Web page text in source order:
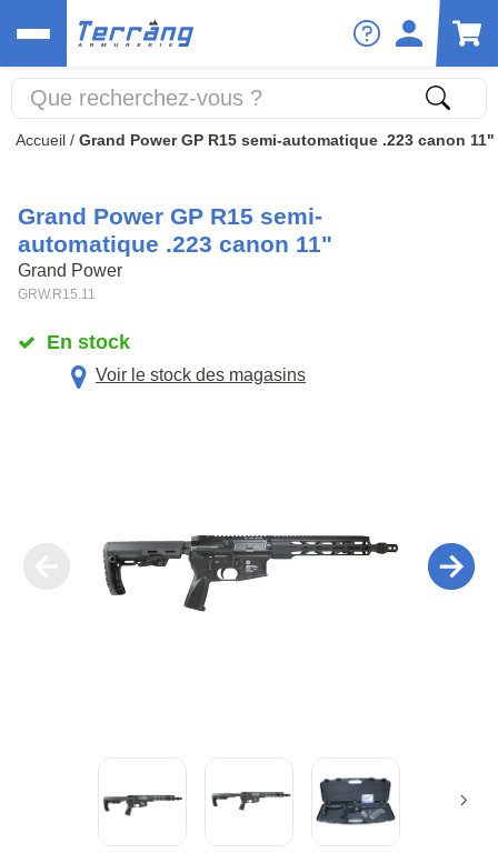
Accueil / Grand Power GP R15 semi-automatique .223 canon 11"
Grand Power GP R15 semi-
automatique .223 canon 11"
Grand Power
GRW.R15.11
En stock
Voir le stock des magasins